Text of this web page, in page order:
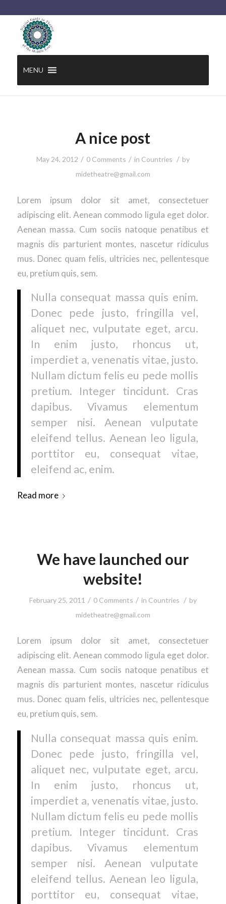
MENU
A nice post
May 24, 2012 / 0 Comments / in Countries / by
midetheatre@gmail.com
Lorem ipsum dolor sit amet, consectetuer
adipiscing elit. Aenean commodo ligula eget dolor.
Aenean massa. Cum sociis natoque penatibus et
magnis dis parturient montes, nascetur ridiculus
mus. Donec quam felis, ultricies nec, pellentesque
eu, pretium quis, sem.
Nulla consequat massa quis enim.
Donec pede justo, fringilla vel,
aliquet nec, vulputate eget, arcu.
In enim justo, rhoncus ut,
imperdiet a, venenatis vitae, justo.
Nullam dictum felis eu pede mollis
pretium. Integer tincidunt. Cras
dapibus. Vivamus elementum
semper nisi. Aenean vulputate
eleifend tellus. Aenean leo ligula,
porttitor eu, consequat vitae,
eleifend ac, enim.
Read more
We have launched our
website!
February 25, 2011 / 0 Comments / in Countries / by
midetheatre@gmail.com
Lorem ipsum dolor sit amet, consectetuer
adipiscing elit. Aenean commodo ligula eget dolor.
Aenean massa. Cum sociis natoque penatibus et
magnis dis parturient montes, nascetur ridiculus
mus. Donec quam felis, ultricies nec, pellentesque
eu, pretium quis, sem.
Nulla consequat massa quis enim.
Donec pede justo, fringilla vel,
aliquet nec, vulputate eget, arcu.
In enim justo, rhoncus ut,
imperdiet a, venenatis vitae, justo.
Nullam dictum felis eu pede mollis
pretium. Integer tincidunt. Cras
dapibus. Vivamus elementum
semper nisi. Aenean vulputate
eleifend tellus. Aenean leo ligula,
porttitor eu, consequat vitae,